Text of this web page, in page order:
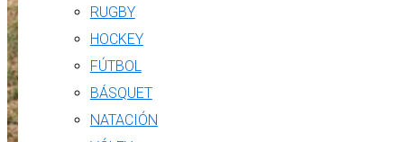
RUGBY
HOCKEY
FÚTBOL
BÁSQUET
NATACIÓN